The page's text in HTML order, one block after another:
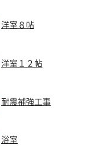
洋室８帖
洋室１２帖
耐震補強工事
浴室